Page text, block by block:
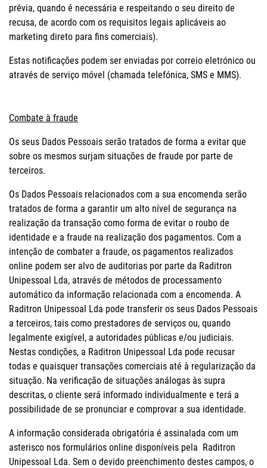
prévia, quando é necessária e respeitando o seu direito de
recusa, de acordo com os requisitos legais aplicáveis ao
marketing direto para fins comerciais).
Estas notificações podem ser enviadas por correio eletrónico ou
através de serviço móvel (chamada telefónica, SMS e MMS).
Combate à fraude
Os seus Dados Pessoais serão tratados de forma a evitar que
sobre os mesmos surjam situações de fraude por parte de
terceiros.
Os Dados Pessoais relacionados com a sua encomenda serão
tratados de forma a garantir um alto nível de segurança na
realização da transação como forma de evitar o roubo de
identidade e a fraude na realização dos pagamentos. Com a
intenção de combater a fraude, os pagamentos realizados
online podem ser alvo de auditorias por parte da Raditron
Unipessoal Lda, através de métodos de processamento
automático da informação relacionada com a encomenda. A
Raditron Unipessoal Lda pode transferir os seus Dados Pessoais
a terceiros, tais como prestadores de serviços ou, quando
legalmente exigível, a autoridades públicas e/ou judiciais.
Nestas condições, a Raditron Unipessoal Lda pode recusar
todas e quaisquer transações comerciais até à regularização da
situação. Na verificação de situações análogas às supra
descritas, o cliente será informado individualmente e terá a
possibilidade de se pronunciar e comprovar a sua identidade.
A informação considerada obrigatória é assinalada com um
asterisco nos formulários online disponíveis pela Raditron
Unipessoal Lda. Sem o devido preenchimento destes campos, o